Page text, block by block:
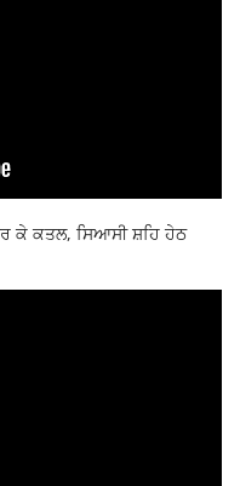
ਕੇ ਕਤਲ, ਸਿਆਸੀ ਸ਼ਹਿ ਹੇਠ